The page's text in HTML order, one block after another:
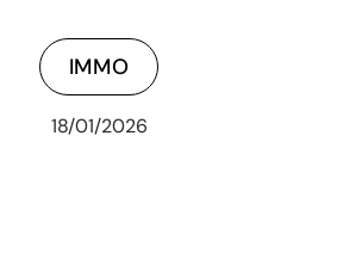
IMMO
18/01/2026